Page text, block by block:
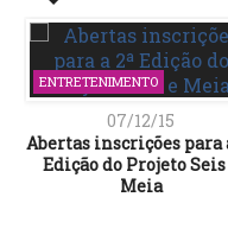
ENTRETENIMENTO
07/12/15
Abertas inscrições para
Edição do Projeto Seis
Meia